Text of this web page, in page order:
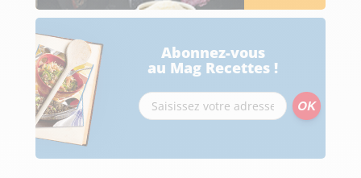
Abonnez-vous
au Mag Recettes !